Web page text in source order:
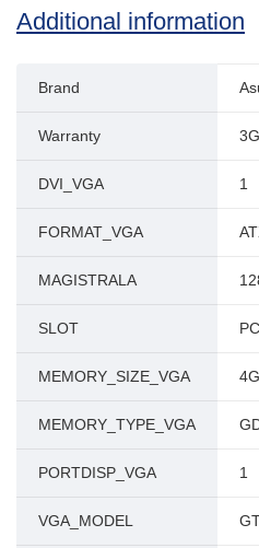
Additional information
Brand
Warranty 3G
DVI_VGA 1
FORMAT_VGA
MAGISTRALA
SLOT
MEMORY_SIZE_VGA 4G
MEMORY_TYPE_VGA
PORTDISP_VGA 1
VGA_MODEL